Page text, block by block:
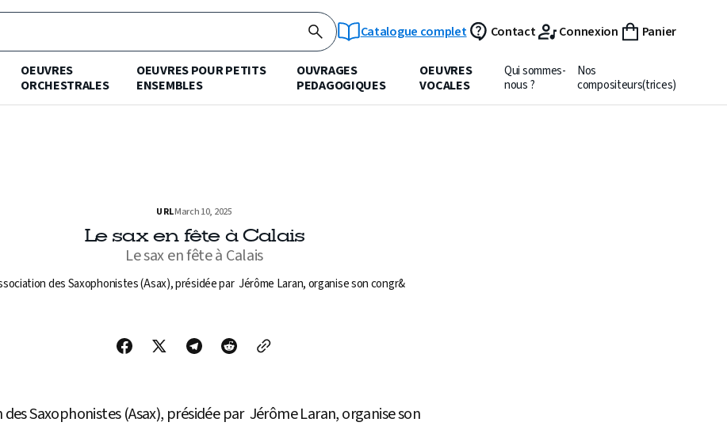
Catalogue complet Contact Connexion Panier
OEUVRES
ORCHESTRALES
OEUVRES POUR PETITS
ENSEMBLES
OUVRAGES
PEDAGOGIQUES
OEUVRES
VOCALES
Qui sommes-
nous ?
Nos
compositeurs(trices)
URLMarch 10, 2025
Le sax en fête à Calais
Le sax en fête à Calais
des Saxophonistes (Asax), présidée par Jérôme Laran, organise son congr&
des Saxophonistes (Asax), présidée par Jérôme Laran, organise son